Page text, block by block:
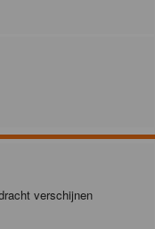
verschijnen